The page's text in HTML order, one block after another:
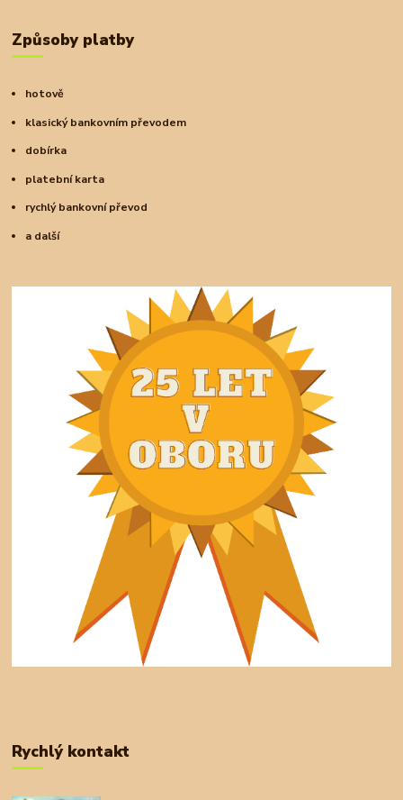
Způsoby platby
hotově
klasický bankovním převodem
dobírka
platební karta
rychlý bankovní převod
a další
Rychlý kontakt